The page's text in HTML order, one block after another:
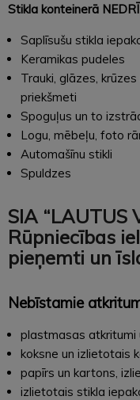
Stikla konteinerā
Saplīsušu stikla
Keramikas pudeles
Trauki, glāzes,
priekšmeti
Spoguļus un to
Logu, mēbeļu, foto
Automašīnu stikli
Spuldzes
SIA “LAUTUS
Rūpniecības
pieņemti un
Nebīstamie
plastmasas atkritumi
koksne un izlietotais
papīrs un kartons,
izlietotais stikla